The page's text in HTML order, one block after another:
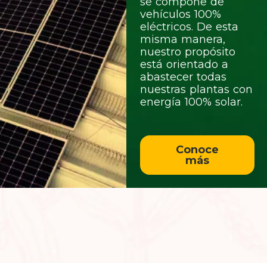
vehículos 100%
eléctricos. De esta
misma manera,
nuestro propósito
está orientado a
abastecer todas
nuestras plantas con
energía 100% solar.
Conoce
más